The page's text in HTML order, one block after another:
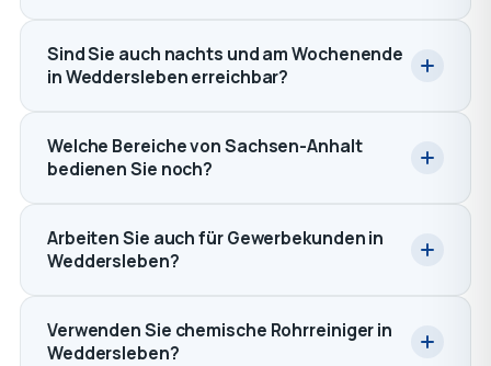
Sind Sie auch nachts und am Wochenende
in Weddersleben erreichbar?
Welche Bereiche von Sachsen-Anhalt
bedienen Sie noch?
Arbeiten Sie auch für Gewerbekunden in
Weddersleben?
Verwenden Sie chemische Rohrreiniger in
Weddersleben?